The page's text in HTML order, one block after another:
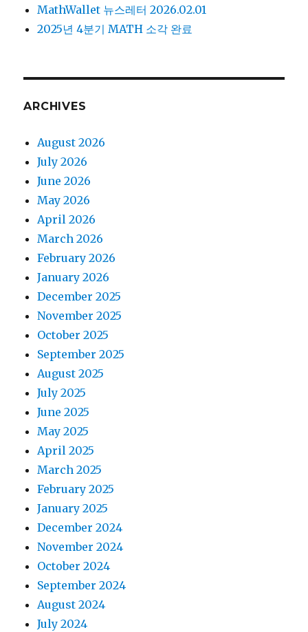
MathWallet 뉴스레터 2026.02.01
2025년 4분기 MATH 소각 완료
ARCHIVES
August 2026
July 2026
June 2026
May 2026
April 2026
March 2026
February 2026
January 2026
December 2025
November 2025
October 2025
September 2025
August 2025
July 2025
June 2025
May 2025
April 2025
March 2025
February 2025
January 2025
December 2024
November 2024
October 2024
September 2024
August 2024
July 2024